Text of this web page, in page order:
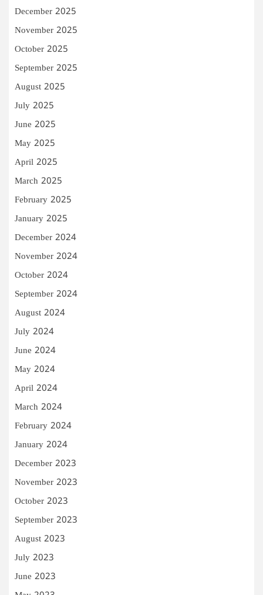
December 2025
November 2025
October 2025
September 2025
August 2025
July 2025
June 2025
May 2025
April 2025
March 2025
February 2025
January 2025
December 2024
November 2024
October 2024
September 2024
August 2024
July 2024
June 2024
May 2024
April 2024
March 2024
February 2024
January 2024
December 2023
November 2023
October 2023
September 2023
August 2023
July 2023
June 2023